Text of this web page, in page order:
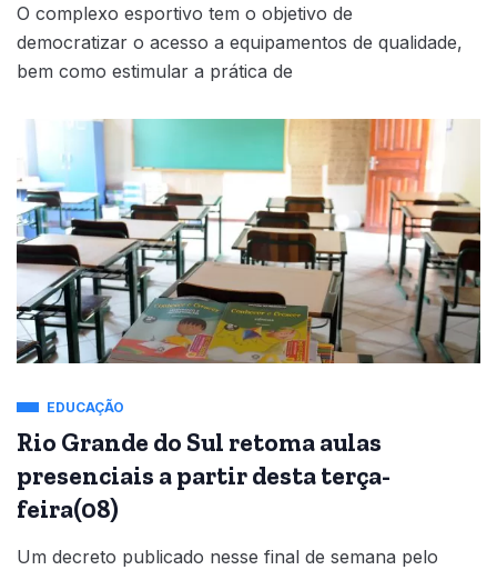
O complexo esportivo tem o objetivo de
democratizar o acesso a equipamentos de qualidade,
bem como estimular a prática de
EDUCAÇÃO
Rio Grande do Sul retoma aulas
presenciais a partir desta terça-
feira(08)
Um decreto publicado nesse final de semana pelo